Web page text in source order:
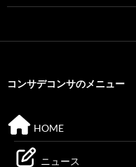
コンサデコンサのメニュー
HOME
ニュース